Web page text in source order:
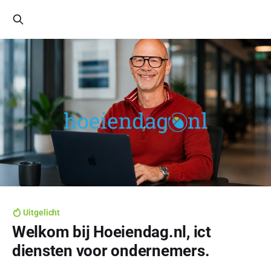
Uitgelicht
Welkom bij Hoeiendag.nl, ict
diensten voor ondernemers.